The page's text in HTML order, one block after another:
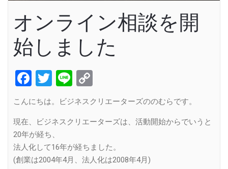
オンライン相談を開
始しました
Facebook
Twitter
Line
Link
こんにちは。ビジネスクリエーターズののむらです。
現在、ビジネスクリエーターズは、活動開始からでいうと
20年が経ち、
法人化して16年が経ちました。
(創業は2004年4月、法人化は2008年4月)